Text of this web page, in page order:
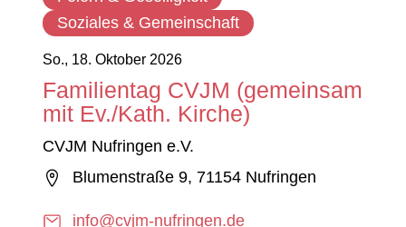
So., 18. Oktober 2026
Familientag CVJM (gemeinsam
mit Ev./Kath. Kirche)
CVJM Nufringen e.V.
Blumenstraße 9, 71154 Nufringen
info@cvjm-nufringen.de
Soziales & Gemeinschaft